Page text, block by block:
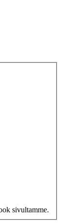
sivultamme.